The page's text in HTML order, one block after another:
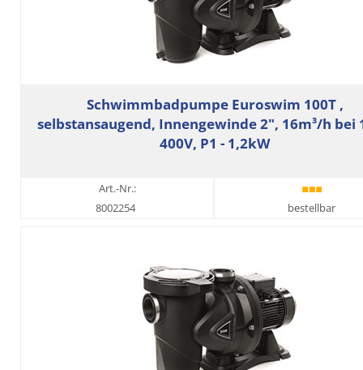
Schwimmbadpumpe Euroswim 100T ,
selbstansaugend, Innengewinde 2", 16m³/h bei
400V, P1 - 1,2kW
Art.-Nr.:
8002254
bestellbar